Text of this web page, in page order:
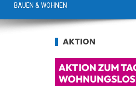
BAUEN & WOHNEN
AKTION